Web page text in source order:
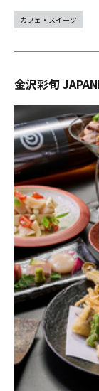
カフェ・スイーツ
金沢彩旬